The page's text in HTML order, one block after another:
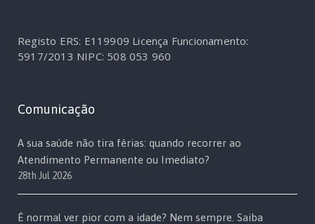
Registo ERS: E119909 Licença Funcionamento:
5917/2013 NIPC: 508 053 960
Comunicação
A sua saúde não tira férias: quando recorrer ao
Atendimento Permanente ou Imediato?
28th Jul 2026
É normal ver pior com a idade? Nem sempre. Saiba